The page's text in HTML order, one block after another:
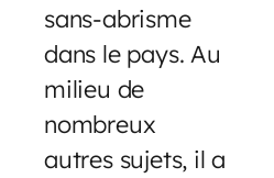
sans-abrisme
dans le pays. Au
milieu de
nombreux
autres sujets, il a